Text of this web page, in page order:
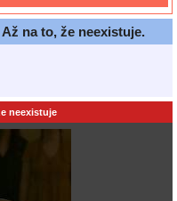
na to, že neexistuje.
neexistuje